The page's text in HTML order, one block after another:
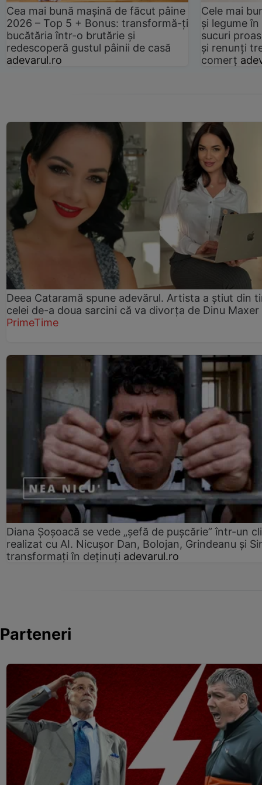
Cea mai bună mașină de făcut pâine
2026 – Top 5 + Bonus: transformă-ți
bucătăria într-o brutărie și
redescoperă gustul pâinii de casă
adevarul.ro
Cele mai
și legume
sucuri
și renunți
comerț
Deea Cataramă spune adevărul. Artista a știut din
celei de-a doua sarcini că va divorța de Dinu Maxer
PrimeTime
Diana Șoșoacă se vede „șefă de pușcărie” într-un
realizat cu AI. Nicușor Dan, Bolojan, Grindeanu și
transformați în deținuți adevarul.ro
Parteneri